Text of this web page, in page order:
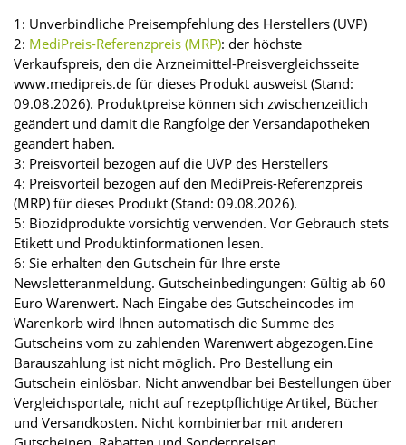
1: Unverbindliche Preisempfehlung des Herstellers (UVP)
2: MediPreis-Referenzpreis (MRP): der höchste
Verkaufspreis, den die Arzneimittel-Preisvergleichsseite
www.medipreis.de für dieses Produkt ausweist (Stand:
09.08.2026). Produktpreise können sich zwischenzeitlich
geändert und damit die Rangfolge der Versandapotheken
geändert haben.
3: Preisvorteil bezogen auf die UVP des Herstellers
4: Preisvorteil bezogen auf den MediPreis-Referenzpreis
(MRP) für dieses Produkt (Stand: 09.08.2026).
5: Biozidprodukte vorsichtig verwenden. Vor Gebrauch stets
Etikett und Produktinformationen lesen.
6: Sie erhalten den Gutschein für Ihre erste
Newsletteranmeldung. Gutscheinbedingungen: Gültig ab 60
Euro Warenwert. Nach Eingabe des Gutscheincodes im
Warenkorb wird Ihnen automatisch die Summe des
Gutscheins vom zu zahlenden Warenwert abgezogen.Eine
Barauszahlung ist nicht möglich. Pro Bestellung ein
Gutschein einlösbar. Nicht anwendbar bei Bestellungen über
Vergleichsportale, nicht auf rezeptpflichtige Artikel, Bücher
und Versandkosten. Nicht kombinierbar mit anderen